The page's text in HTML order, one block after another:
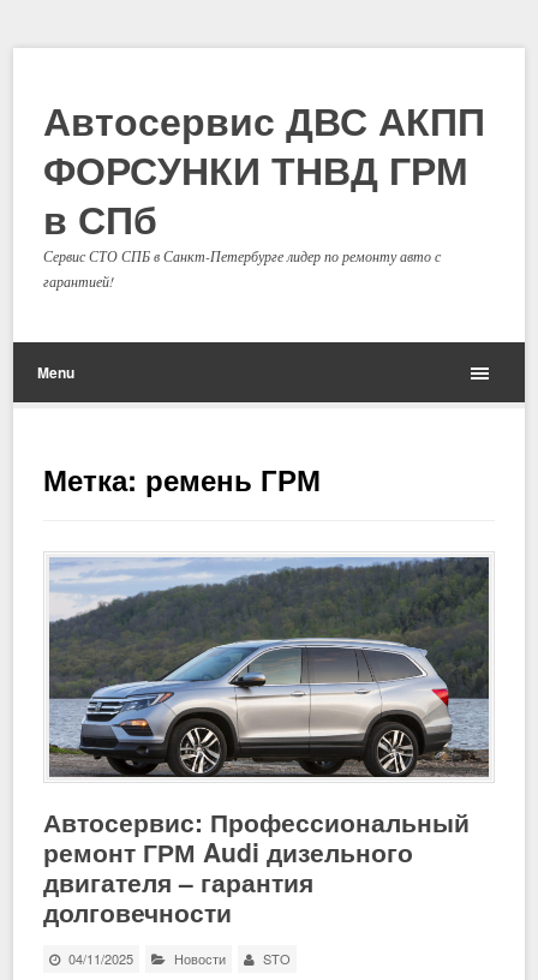
Автосервис ДВС АКПП
ФОРСУНКИ ТНВД ГРМ
в СПб
Сервис СТО СПБ в Санкт-Петербурге лидер по ремонту авто с
гарантией!
Menu
Метка: ремень ГРМ
Автосервис: Профессиональный
ремонт ГРМ Audi дизельного
двигателя – гарантия
долговечности
04/11/2025 Новости STO